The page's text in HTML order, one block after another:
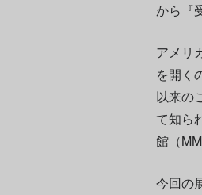
から『
アメリ
を開く
以来の
て知ら
館（
今回の